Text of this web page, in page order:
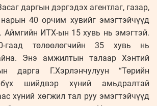
даргын дэргэдэх агентлаг, газар,
40 орчим хувийг эмэгтэйчүүд
Аймгийн ИТХ-ын 15 хувь нь эмэгтэй.
төлөөлөгчийн 35 хувь нь
Энэ амжилтын талаар Хэнтий
дарга Г.Хэрлэнчулуун “Төрийн
бүх шийдвэр хүний амьдралтай
хүний хөгжил тал руу эмэгтэйчүүд